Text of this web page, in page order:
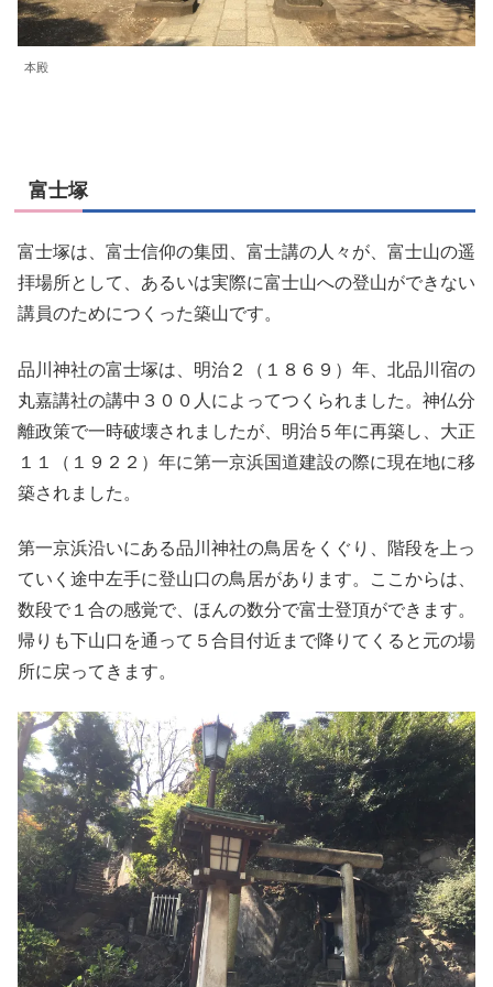
本殿
富士塚
富士塚は、富士信仰の集団、富士講の人々が、富士山の遥
拝場所として、あるいは実際に富士山への登山ができない
講員のためにつくった築山です。
品川神社の富士塚は、明治２（１８６９）年、北品川宿の
丸嘉講社の講中３００人によってつくられました。神仏分
離政策で一時破壊されましたが、明治５年に再築し、大正
１１（１９２２）年に第一京浜国道建設の際に現在地に移
築されました。
第一京浜沿いにある品川神社の鳥居をくぐり、階段を上っ
ていく途中左手に登山口の鳥居があります。ここからは、
数段で１合の感覚で、ほんの数分で富士登頂ができます。
帰りも下山口を通って５合目付近まで降りてくると元の場
所に戻ってきます。